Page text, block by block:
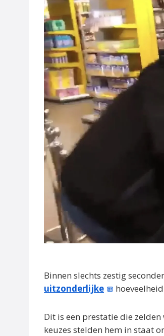
Binnen slechts zestig
uitzonderlijke
Dit is een prestatie die
keuzes stelden hem in staat